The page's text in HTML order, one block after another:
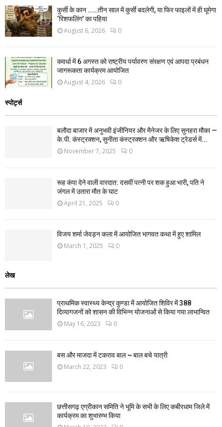
कुर्सी के कान ……तीन साल में कुर्सी बदलेगी, या फिर फाइलों में ही घूमेगा
‘रिशफलिंग’ का पहिया
August 6, 2026 0
कवर्धा में 6 अगस्त को राष्ट्रीय पर्यावरण संरक्षण एवं आपदा प्रबंधन
जागरूकता कार्यक्रम आयोजित
August 4, 2026 0
स्पोर्ट्स
बलौदा बाजार में अनुभवी इंजीनियर और मैनेजर के लिए सुनहरा मौका —
के.पी. कंस्ट्रक्शन, सुनीता कंस्ट्रक्शन और ऋषिकेश ट्रेडर्स में...
November 7, 2025 0
रूह कंपा देने वाली वारदात: दसवीं पत्नी पर शक हुआ भारी, पति ने
जंगल में उतारा मौत के घाट
April 21, 2025 0
विजय शर्मा जेवड़न कला में आयोजित भागवत कथा में हुए शामिल
March 1, 2025 0
लेख
प्राथमिक स्वास्थ्य केन्द्र कुण्डा में आयोजित शिविर में 388
दिव्यागजनों को शासन की विभिन्न योजनाओं से किया गया लाभान्वित
May 16, 2023 0
बस और माजदा में टकराव बाल ~ बाल बचे यात्री
March 22, 2023 0
छत्तीसगढ़ एग्रीकान समिति ने भूमि के सभी के लिए कबीरधाम जिले में
कार्यक्रम का शुभारम्भ किया